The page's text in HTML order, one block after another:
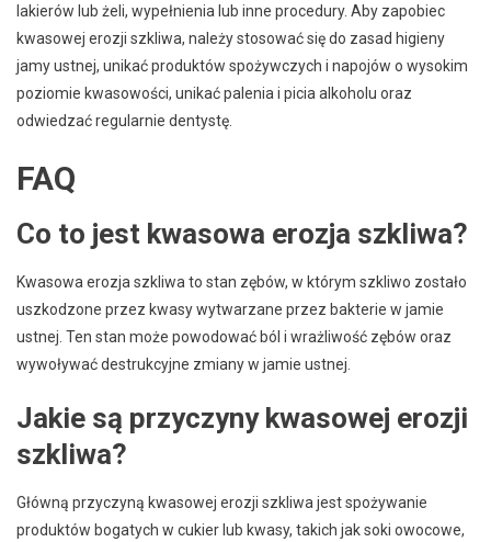
lakierów lub żeli, wypełnienia lub inne procedury. Aby zapobiec
kwasowej erozji szkliwa, należy stosować się do zasad higieny
jamy ustnej, unikać produktów spożywczych i napojów o wysokim
poziomie kwasowości, unikać palenia i picia alkoholu oraz
odwiedzać regularnie dentystę.
FAQ
Co to jest kwasowa erozja szkliwa?
Kwasowa erozja szkliwa to stan zębów, w którym szkliwo zostało
uszkodzone przez kwasy wytwarzane przez bakterie w jamie
ustnej. Ten stan może powodować ból i wrażliwość zębów oraz
wywoływać destrukcyjne zmiany w jamie ustnej.
Jakie są przyczyny kwasowej erozji
szkliwa?
Główną przyczyną kwasowej erozji szkliwa jest spożywanie
produktów bogatych w cukier lub kwasy, takich jak soki owocowe,